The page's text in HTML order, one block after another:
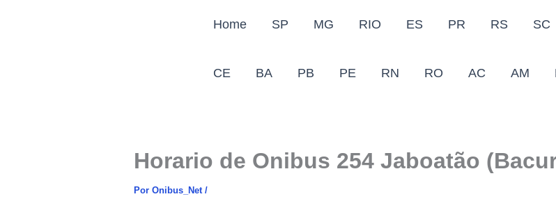
Home SP MG RIO ES PR RS SC
CE BA PB PE RN RO AC AM
Horario de Onibus 254 Jaboatão
Por Onibus_Net /